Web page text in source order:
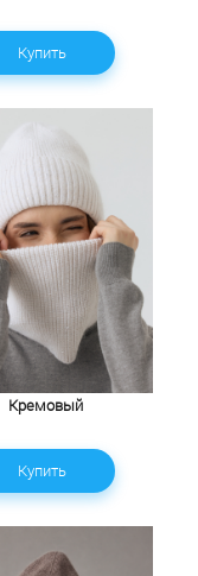
Купить
Кремовый
Купить